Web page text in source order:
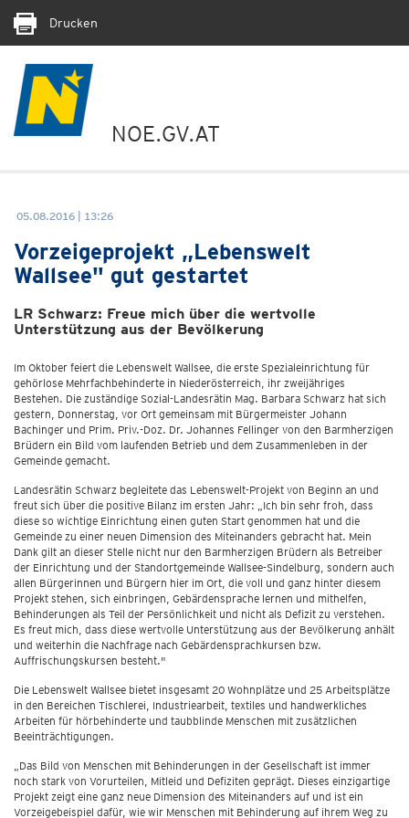
Drucken
NOE.GV.AT
05.08.2016 | 13:26
Vorzeigeprojekt „Lebenswelt
Wallsee" gut gestartet
LR Schwarz: Freue mich über die wertvolle
Unterstützung aus der Bevölkerung
Im Oktober feiert die Lebenswelt Wallsee, die erste Spezialeinrichtung für
gehörlose Mehrfachbehinderte in Niederösterreich, ihr zweijähriges
Bestehen. Die zuständige Sozial-Landesrätin Mag. Barbara Schwarz hat sich
gestern, Donnerstag, vor Ort gemeinsam mit Bürgermeister Johann
Bachinger und Prim. Priv.-Doz. Dr. Johannes Fellinger von den Barmherzigen
Brüdern ein Bild vom laufenden Betrieb und dem Zusammenleben in der
Gemeinde gemacht.
Landesrätin Schwarz begleitete das Lebenswelt-Projekt von Beginn an und
freut sich über die positive Bilanz im ersten Jahr: „Ich bin sehr froh, dass
diese so wichtige Einrichtung einen guten Start genommen hat und die
Gemeinde zu einer neuen Dimension des Miteinanders gebracht hat. Mein
Dank gilt an dieser Stelle nicht nur den Barmherzigen Brüdern als Betreiber
der Einrichtung und der Standortgemeinde Wallsee-Sindelburg, sondern auch
allen Bürgerinnen und Bürgern hier im Ort, die voll und ganz hinter diesem
Projekt stehen, sich einbringen, Gebärdensprache lernen und mithelfen,
Behinderungen als Teil der Persönlichkeit und nicht als Defizit zu verstehen.
Es freut mich, dass diese wertvolle Unterstützung aus der Bevölkerung anhält
und weiterhin die Nachfrage nach Gebärdensprachkursen bzw.
Auffrischungskursen besteht."
Die Lebenswelt Wallsee bietet insgesamt 20 Wohnplätze und 25 Arbeitsplätze
in den Bereichen Tischlerei, Industriearbeit, textiles und handwerkliches
Arbeiten für hörbehinderte und taubblinde Menschen mit zusätzlichen
Beeinträchtigungen.
„Das Bild von Menschen mit Behinderungen in der Gesellschaft ist immer
noch stark von Vorurteilen, Mitleid und Defiziten geprägt. Dieses einzigartige
Projekt zeigt eine ganz neue Dimension des Miteinanders auf und ist ein
Vorzeigebeispiel dafür, wie wir Menschen mit Behinderung auf ihrem Weg zu